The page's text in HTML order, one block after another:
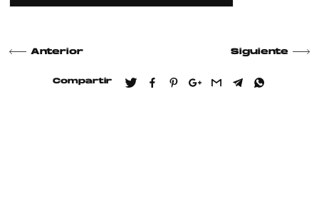
Anterior Siguiente
Compartir